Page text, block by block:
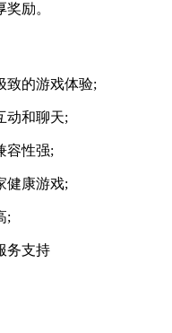
励。
的游戏体验;
和聊天;
性强;
康游戏;
;
务支持